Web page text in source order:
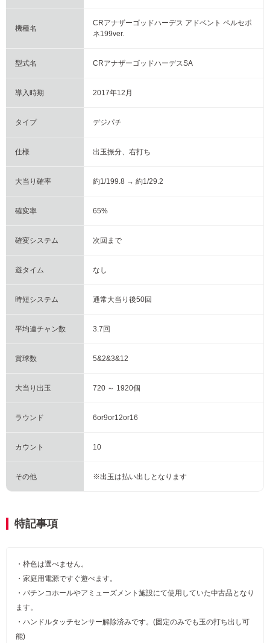
機種名
CRアナザーゴッドハーデス アドベント ペルセポ
ネ199ver.
型式名 CRアナザーゴッドハーデスSA
導入時期 2017年12月
タイプ デジパチ
仕様 出玉振分、右打ち
大当り確率 約1/199.8 → 約1/29.2
確変率 65%
確変システム 次回まで
遊タイム なし
時短システム 通常大当り後50回
平均連チャン数 3.7回
賞球数 5&2&3&12
大当り出玉 720 ～ 1920個
ラウンド 6or9or12or16
カウント 10
その他 ※出玉は払い出しとなります
特記事項
・枠色は選べません。
・家庭用電源ですぐ遊べます。
・パチンコホールやアミューズメント施設にて使用していた中古品となり
ます。
・ハンドルタッチセンサー解除済みです。(固定のみでも玉の打ち出し可
能)